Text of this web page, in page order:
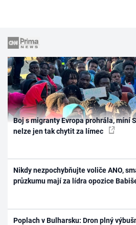
Boj s migranty Evropa prohrála, míní
nelze jen tak chytit za límec
Nikdy nezpochybňujte voliče ANO,
průzkumu mají za lídra opozice
Poplach v Bulharsku: Dron plný